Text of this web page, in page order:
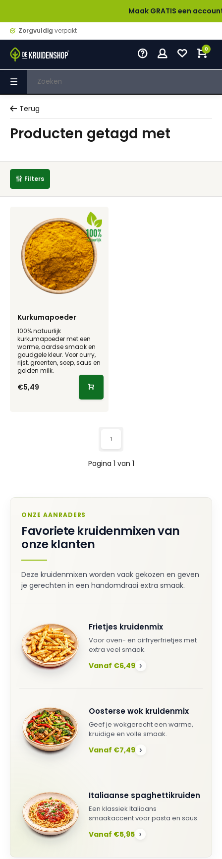
Maak GRATIS een account
Zorgvuldig verpakt
0
Terug
Producten getagd met
Filters
Kurkumapoeder
100% natuurlijk
kurkumapoeder met een
warme, aardse smaak en
goudgele kleur. Voor curry,
rijst, groenten, soep, saus en
golden milk.
€5,49
Pagina 1 van 1
1
ONZE AANRADERS
Favoriete kruidenmixen van
onze klanten
Deze kruidenmixen worden vaak gekozen en geven
je gerechten in een handomdraai extra smaak.
Frietjes kruidenmix
Voor oven- en airfryerfrietjes met
extra veel smaak.
Vanaf €6,49 ›
Oosterse wok kruidenmix
Geef je wokgerecht een warme,
kruidige en volle smaak.
Vanaf €7,49 ›
Italiaanse spaghettikruiden
Een klassiek Italiaans
smaakaccent voor pasta en saus.
Vanaf €5,95 ›